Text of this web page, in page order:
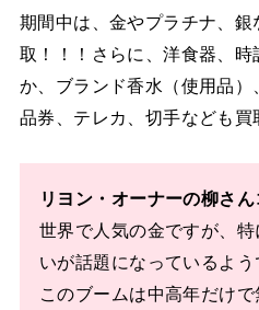
期間中は、金やプラチナ、
取！！！さらに、洋食器、
か、ブランド香水（使用品
品券、テレカ、切手なども買
リヨン・オーナーの柳さん
世界で人気の金ですが、
いが話題になっているよう
このブームは中高年だけ